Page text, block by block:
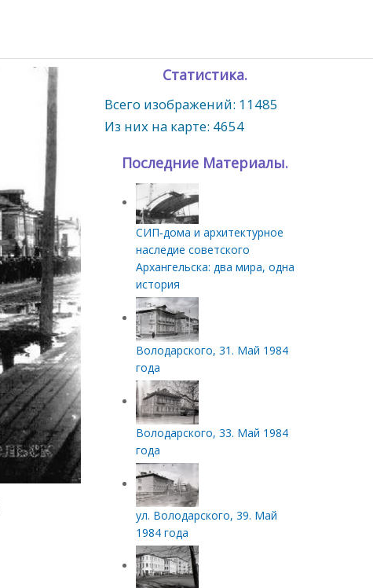
Статистика.
Всего изображений: 11485
Из них на карте: 4654
Последние Материалы.
СИП‑дома и архитектурное
наследие советского
Архангельска: два мира, одна
история
Володарского, 31. Май 1984
года
Володарского, 33. Май 1984
года
ул. Володарского, 39. Май
1984 года